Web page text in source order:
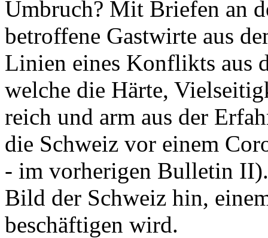
Umbruch? Mit Briefen an
betroffene Gastwirte aus
Linien eines Konflikts aus
welche die Härte,
reich und arm aus der
die Schweiz vor einem
- im vorherigen Bulletin
Bild der Schweiz hin,
beschäftigen wird.